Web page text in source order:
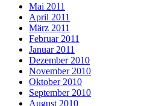
Mai 2011
April 2011
März 2011
Februar 2011
Januar 2011
Dezember 2010
November 2010
Oktober 2010
September 2010
August 2010